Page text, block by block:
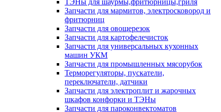
ТЭНы для шаурмы,фритюрницы,гриля
Запчасти для мармитов, электросковород и
фритюрниц
Запчасти для овощерезок
Запчасти для картофелечисток
Запчасти для универсальных кухонных
машин УКМ
Запчасти для промышленных мясорубок
Терморегуляторы, пускатели,
переключатели, датчики
Запчасти для электроплит и жарочных
шкафов конфорки и ТЭНы
Запчасти для пароконвектоматов